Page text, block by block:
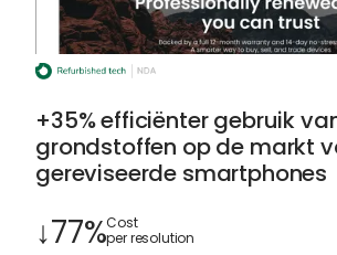
+35% efficiënter gebruik
grondstoffen op de markt
gereviseerde smartphones
↓77%Cost
per resolution